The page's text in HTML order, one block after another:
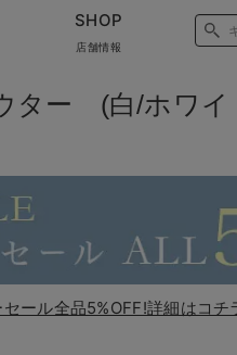
SHOP
店舗情報
ター (白/ホワイ
ール全品5%OFF!詳細はコチ